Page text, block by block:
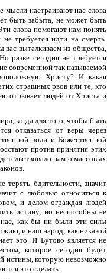
мысли настраивают нас слова
быть забыта, не может быть
слова помогают нам понять
требуется идти на смерть.
вас выталкиваем из общества,
разве сегодня не требуется
современной так называемой
Христу? И какая
страшных рвов или те, кто
отрывает людей от Христа и
когда для того, чтобы быть
отказаться от веры через
воли и Божественной
против принятия этих
нам о массовых
бдительности, значит
с любовью относиться к
и делом ограждая людей
истину, но неспособны ее
как бы ни были эти силы
и наш народ, как никакой
это. И Бутово является не
которое сегодня будит
истины, которую невозможно
это сделать.